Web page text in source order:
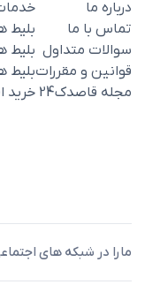
درباره ما
تماس با ما
سوالات متداول
قوانین و مقررات
مجله قاصدک‌24
بلیط
بلیط
بلیط
خرید
مارا در شبکه های